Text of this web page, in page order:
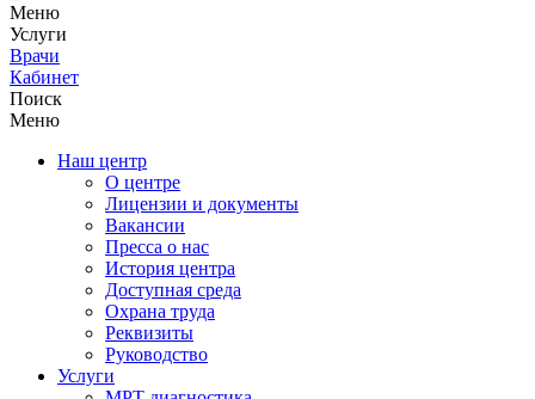
Меню
Услуги
Врачи
Кабинет
Поиск
Меню
Наш центр
О центре
Лицензии и документы
Вакансии
Пресса о нас
История центра
Доступная среда
Охрана труда
Реквизиты
Руководство
Услуги